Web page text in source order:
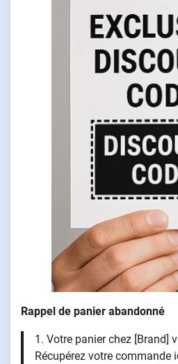
Rappel de panier abandonné
1. Votre panier chez [Brand]
Récupérez votre commande